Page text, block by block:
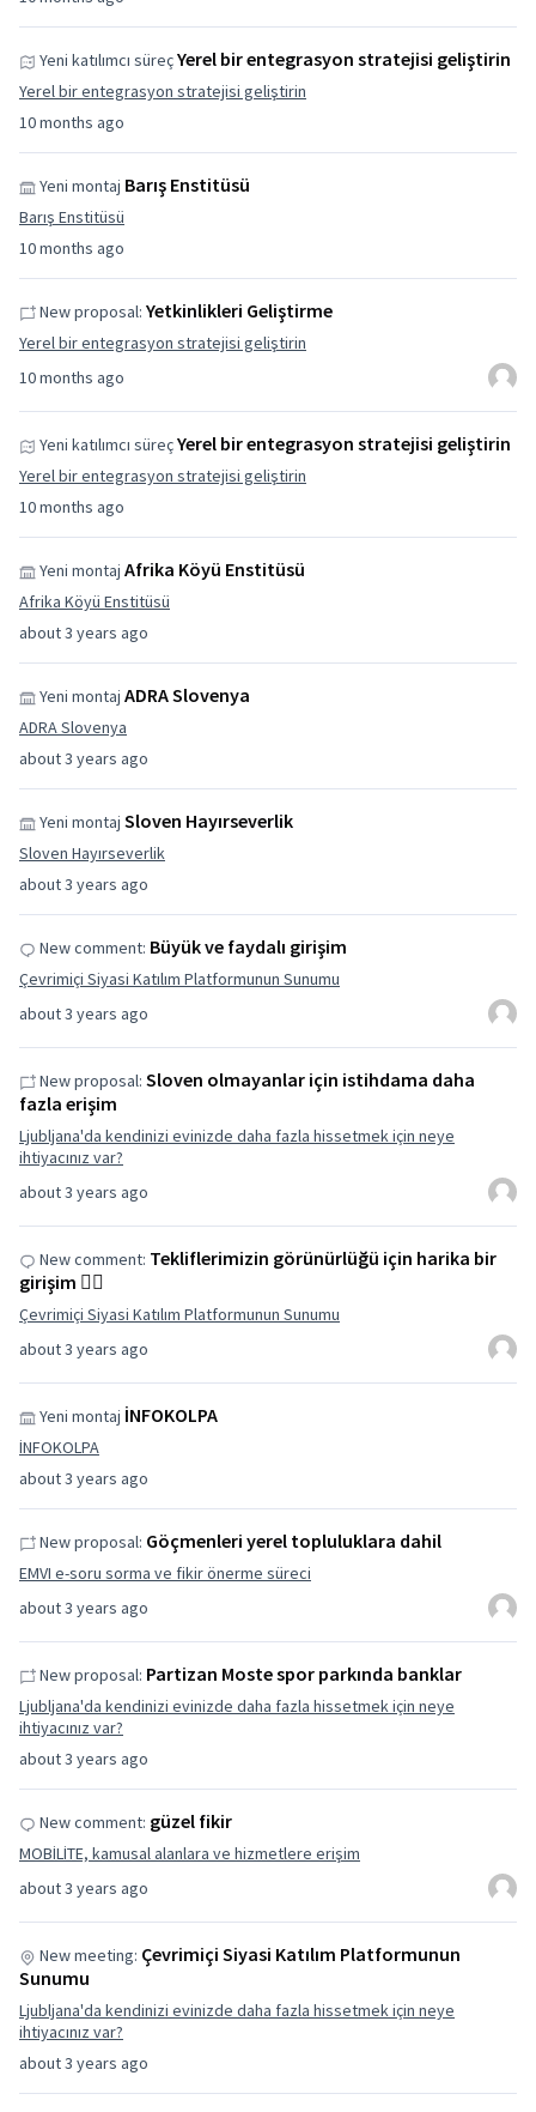
10 months ago
Yeni katılımcı süreçYerel bir entegrasyon stratejisi geliştirin
Yerel bir entegrasyon stratejisi geliştirin
10 months ago
Yeni montaj Barış Enstitüsü
Barış Enstitüsü
10 months ago
New proposal: Yetkinlikleri Geliştirme
Yerel bir entegrasyon stratejisi geliştirin
10 months ago
Yeni katılımcı süreçYerel bir entegrasyon stratejisi geliştirin
Yerel bir entegrasyon stratejisi geliştirin
about 3 years ago
Yeni montaj Afrika Köyü Enstitüsü
Afrika Köyü Enstitüsü
about 3 years ago
Yeni montaj ADRA Slovenya
ADRA Slovenya
about 3 years ago
Yeni montaj Sloven Hayırseverlik
Sloven Hayırseverlik
about 3 years ago
New comment: Büyük ve faydalı girişim
Çevrimiçi Siyasi Katılım Platformunun Sunumu
about 3 years ago
New proposal: Sloven olmayanlar için istihdama daha
fazla erişim
Ljubljana'da kendinizi evinizde daha fazla hissetmek için neye
ihtiyacınız var?
about 3 years ago
New comment: Tekliflerimizin görünürlüğü için harika bir
girişim 👌🏽
Çevrimiçi Siyasi Katılım Platformunun Sunumu
about 3 years ago
Yeni montaj İNFOKOLPA
İNFOKOLPA
about 3 years ago
New proposal: Göçmenleri yerel topluluklara dahil
EMVI e-soru sorma ve fikir önerme süreci
about 3 years ago
New proposal: Partizan Moste spor parkında banklar
Ljubljana'da kendinizi evinizde daha fazla hissetmek için neye
ihtiyacınız var?
about 3 years ago
New comment: güzel fikir
MOBİLİTE, kamusal alanlara ve hizmetlere erişim
about 3 years ago
New meeting: Çevrimiçi Siyasi Katılım Platformunun
Sunumu
Ljubljana'da kendinizi evinizde daha fazla hissetmek için neye
ihtiyacınız var?